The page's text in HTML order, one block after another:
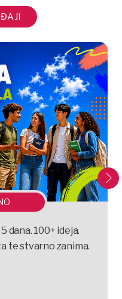
dana. 100+ ideja.
te stvarno zanima.